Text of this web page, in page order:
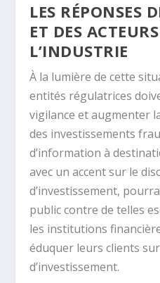
LES RÉPONSES
ET DES
L’INDUSTRIE
À la lumière de cette
entités régulatrices
vigilance et augmenter
des investissements
d’information à
avec un accent sur le
d’investissement,
public contre de telles
les institutions
éduquer leurs clients
d’investissement.